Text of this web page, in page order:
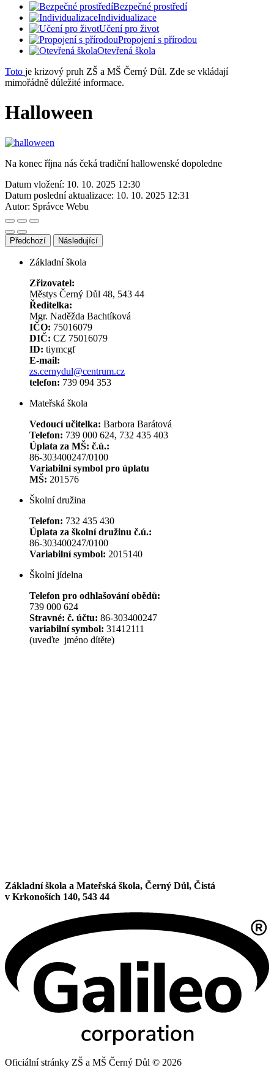
Bezpečné prostředí
Individualizace
Učení pro život
Propojení s přírodou
Otevřená škola
Toto je krizový pruh ZŠ a MŠ Černý Důl. Zde se vkládají
mimořádně důležité informace.
Halloween
Na konec října nás čeká tradiční hallowenské dopoledne
Datum vložení: 10. 10. 2025 12:30
Datum poslední aktualizace: 10. 10. 2025 12:31
Autor: Správce Webu
Předchozí Následující
Základní škola
Zřizovatel:
Městys Černý Důl 48, 543 44
Ředitelka:
Mgr. Naděžda Bachtíková
IČO: 75016079
DIČ: CZ 75016079
ID: tiymcgf
E-mail:
zs.cernydul@centrum.cz
telefon: 739 094 353
Mateřská škola
Vedoucí učitelka: Barbora Barátová
Telefon: 739 000 624, 732 435 403
Úplata za MŠ: č.ú.:
86-303400247/0100
Variabilní symbol pro úplatu
MŠ: 201576
Školní družina
Telefon: 732 435 430
Úplata za školní družinu č.ú.:
86-303400247/0100
Variabilní symbol: 2015140
Školní jídelna
Telefon pro odhlašování obědů:
739 000 624
Stravné: č. účtu: 86-303400247
variabilní symbol: 31412111
(uveďte jméno dítěte)
Základní škola a Mateřská škola, Černý Důl, Čistá
v Krkonoších 140, 543 44
Oficiální stránky ZŠ a MŠ Černý Důl © 2026